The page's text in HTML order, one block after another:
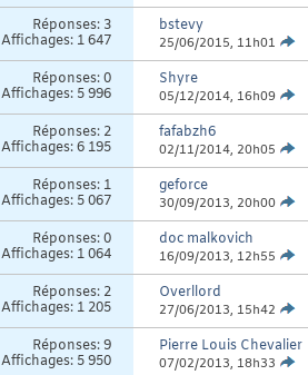
Réponses: 3
Affichages: 1 647
bstevy
25/06/2015, 11h01
Réponses:0
Affichages: 5 996
Shyre
05/12/2014, 16h09
Réponses: 2
Affichages: 6 195
fafabzh6
02/11/2014, 20h05
Réponses: 1
Affichages: 5 067
geforce
30/09/2013, 20h00
Réponses:0
Affichages: 1 064
doc malkovich
16/09/2013, 12h55
Réponses: 2
Affichages: 1 205
Overllord
27/06/2013, 15h42
Réponses:9
Affichages: 5 950
Pierre Louis Chevalier
07/02/2013, 18h33